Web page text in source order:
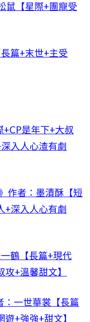
鼠【星際+團寵受
篇+末世+主受
+CP是年下+大叔
入人心渣有劇
作者：墨漬酥【短
+深入人心有劇
鶴【長篇+現代
+溫馨甜文】
：一世華裳【長篇
+強強+甜文】